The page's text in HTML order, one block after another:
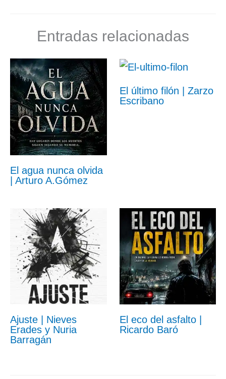
Entradas relacionadas
El agua nunca olvida
| Arturo A.Gómez
El último filón | Zarzo
Escribano
Ajuste | Nieves
Erades y Nuria
Barragán
El eco del asfalto |
Ricardo Baró